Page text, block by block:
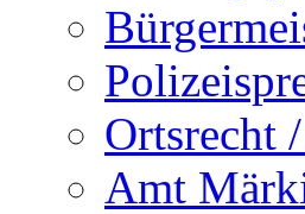
Ortsrecht
Amt